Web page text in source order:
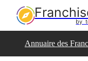
by
Annuaire des